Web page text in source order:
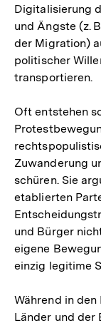
Digitalisierung
und Ängste (z.
der Migration)
politischer
transportieren.
Oft entstehen
Zuwanderung
schüren. Sie
etablierten
und Bürger
eigene
einzig legitime
Während in
Länder und der